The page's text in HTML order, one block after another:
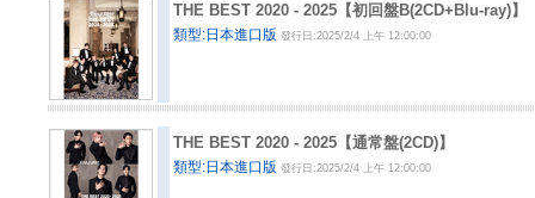
THE BEST 2020 - 2025【初回盤B(2CD+Blu-ray)】
類型:日本進口版發行日:2025/2/4 上午 12:00:00
THE BEST 2020 - 2025【通常盤(2CD)】
類型:日本進口版發行日:2025/2/4 上午 12:00:00